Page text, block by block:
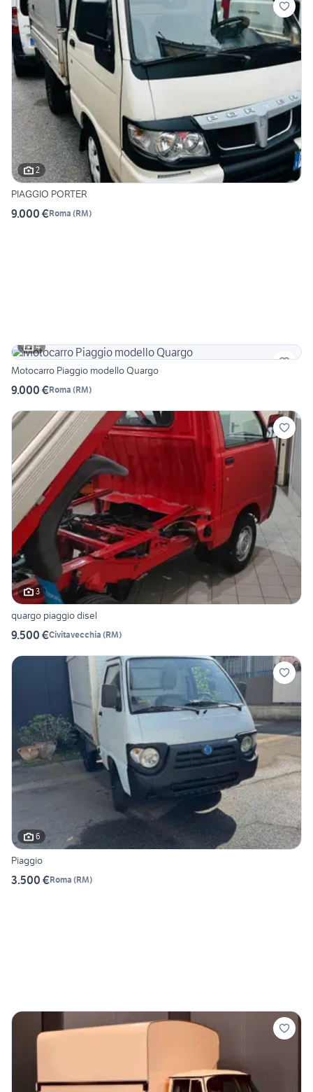
2
PIAGGIO PORTER
9.000 €Roma (RM)
4
Motocarro Piaggio modello Quargo
9.000 €Roma (RM)
3
quargo piaggio disel
9.500 €Civitavecchia (RM)
6
Piaggio
3.500 €Roma (RM)